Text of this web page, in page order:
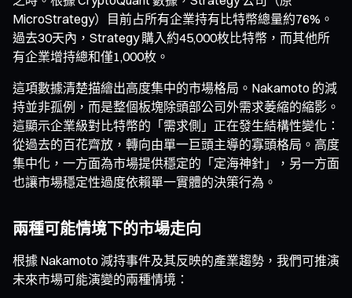
MicroStrategy）目前占所有企業持有比特幣總量約76%。
過去30天內，Strategy 購入約45,000枚比特幣，而其他所
有企業增持總和僅1,000枚。
這項數據清楚描繪出高度集中的市場格局。Nakamoto 的減
持並非孤例，而是整個板塊除頭部公司外需求萎縮的縮影。
這顯示企業級對比特幣的「需求側」正在發生結構性變化：
從過去的百花齊放，轉向由單一巨頭主導的寡頭格局。高度
集中化，一方面為市場提供穩定的「定海神針」，另一方面
也讓市場穩定性過度依賴單一實體的決策行為。
兩種可能情境下的市場走向
根據 Nakamoto 減持事件及其反映的產業趨勢，我們可推演
未來市場可能演變的兩種情境：